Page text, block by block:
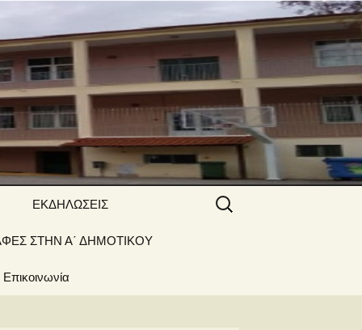
ΕΚΔΗΛΩΣΕΙΣ
Γιορτές –
ΣΤΗΝ Α΄ ΔΗΜΟΤΙΚΟΥ
Επικοινωνία
Αναζήτηση
για: